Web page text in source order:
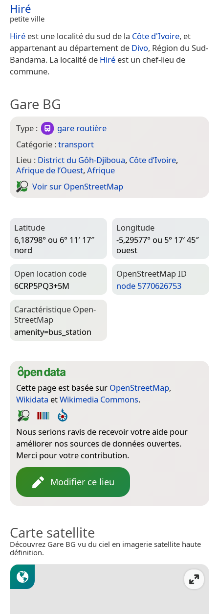
Hiré
petite ville
Hiré est une localité du sud de la Côte d'Ivoire, et
appartenant au département de Divo, Région du Sud-
Bandama. La localité de Hiré est un chef-lieu de
commune.
Gare BG
Type :
gare routière
Catégorie :transport
Lieu : District du Gôh-Djiboua, Côte d’Ivoire,
Afrique de l’Ouest, Afrique
Voir sur Open­Street­Map
Latitude
6,18798° ou 6° 11′ 17″
nord
Longitude
-5,29577° ou 5° 17′ 45″
ouest
Open location code
6CRP5PQ3+5M
Open­Street­Map ID
node 5770626753
Caractéristique Open­
Street­Map
amenity=­bus_station
Cette page est basée sur OpenStreetMap,
Wikidata etWikimedia Commons.
Nous serions ravis de recevoir votre aide pour
améliorer nos sources de données ouvertes.
Merci pour votre contribution.
Modifier ce lieu
Carte satellite
Découvrez Gare BG vu du ciel en imagerie satellite haute
définition.